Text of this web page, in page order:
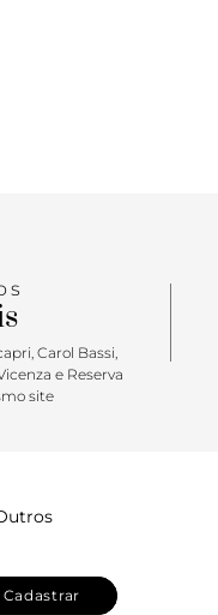
Carol Bassi,
e Reserva
site
Cadastrar